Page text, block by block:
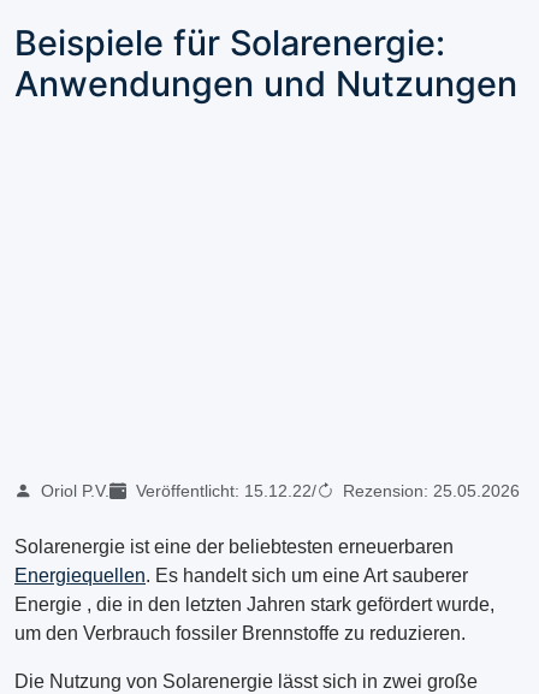
Beispiele für Solarenergie:
Anwendungen und Nutzungen
Oriol P.V. Veröffentlicht: 15.12.22/ Rezension: 25.05.2026
Solarenergie ist eine der beliebtesten erneuerbaren
Energiequellen. Es handelt sich um eine Art sauberer
Energie , die in den letzten Jahren stark gefördert wurde,
um den Verbrauch fossiler Brennstoffe zu reduzieren.
Die Nutzung von Solarenergie lässt sich in zwei große